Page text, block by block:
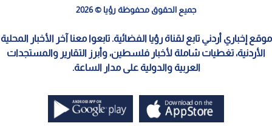
جميع الحقوق محفوظة رؤيا © 2026
موقع إخباري أردني تابع لقناة رؤيا الفضائية. تابعوا معنا آخر الأخبار المحلية
الأردنية، تغطيات شاملة لأخبار فلسطين، وأبرز التقارير والمستجدات
العربية والدولية على مدار الساعة.